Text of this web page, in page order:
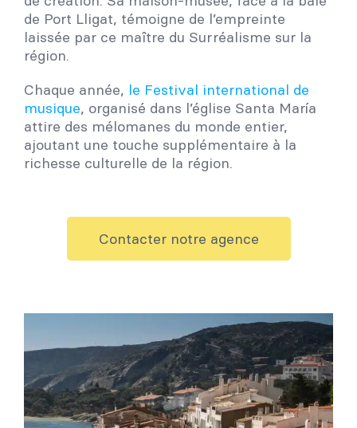
de Port Lligat, témoigne de l’empreinte
laissée par ce maître du Surréalisme sur la
région.
Chaque année, le Festival international de
musique, organisé dans l’église Santa María
attire des mélomanes du monde entier,
ajoutant une touche supplémentaire à la
richesse culturelle de la région.
Contacter notre agence